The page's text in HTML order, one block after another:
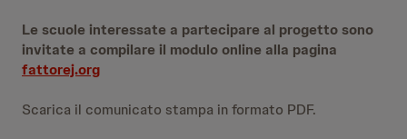
Le scuole interessate a partecipare al progetto sono
invitate a compilare il modulo online alla pagina
fattorej.org
Scarica il comunicato stampa in formato PDF.